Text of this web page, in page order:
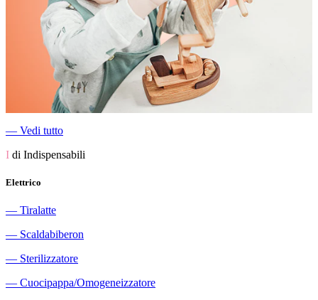
― Vedi tutto
I di Indispensabili
Elettrico
― Tiralatte
― Scaldabiberon
― Sterilizzatore
― Cuocipappa/Omogeneizzatore